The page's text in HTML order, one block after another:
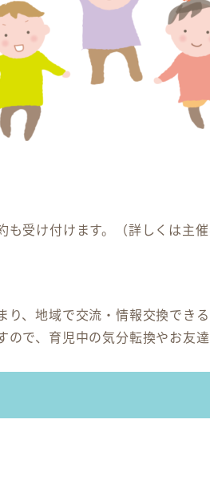
も受け付けます。（詳しくは主
、地域で交流・情報交換できる
で、育児中の気分転換やお友